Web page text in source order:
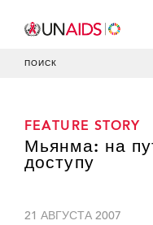
ПОИСК
FEATURE STORY
Мьянма: на
доступу
21 АВГУСТА 2007